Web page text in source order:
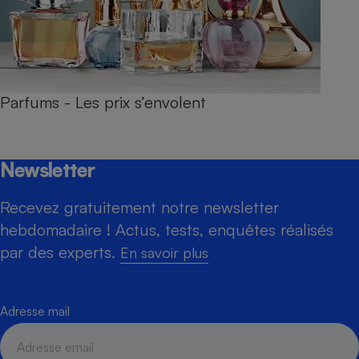
Parfums - Les prix s’envolent
Newsletter
Recevez gratuitement notre newsletter
hebdomadaire ! Actus, tests, enquêtes réalisés
par des experts. En savoir plus
Adresse mail